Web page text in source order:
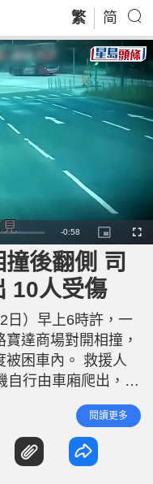
繁 简
R
e
m
i
-0:58
P
i
c
t
u
r
e
-
i
P
i
c
t
u
r
e
F
u
後翻側 司
10人受傷
日）早上6時許，一
達商場對開相撞，
被困車內。 救援人
自行由車廂爬出，他
指，姓李(39歲)巴士
齡介乎30至69歲，
事發時由寶琳路右
塘方向行駛，期間
閱讀更多